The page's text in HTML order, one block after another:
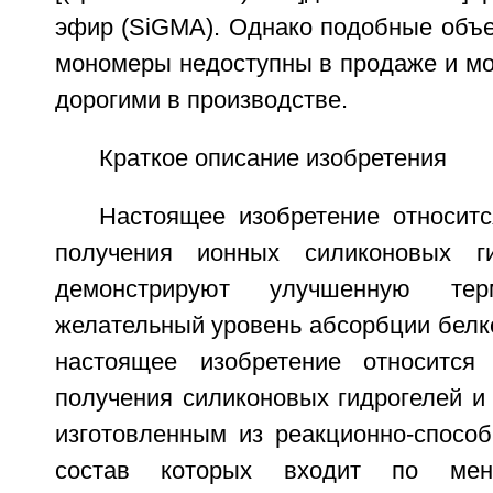
эфир (SiGMA). Однако подобные
мономеры недоступны в продаже и
дорогими в производстве.
Краткое описание изобретения
Настоящее изобретение
получения ионных силиконовых
демонстрируют улучшенную
желательный уровень абсорбции
настоящее изобретение
получения силиконовых гидрогелей
изготовленным из реакционно-
состав которых входит по